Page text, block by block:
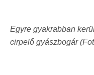
Egyre gyakrabban
cirpelő gyászbogár